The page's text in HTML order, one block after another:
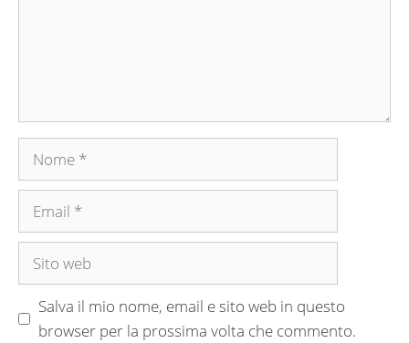
Nome
Email
Sito
Salva il mio nome, email e sito web in questo
browser per la prossima volta che commento.